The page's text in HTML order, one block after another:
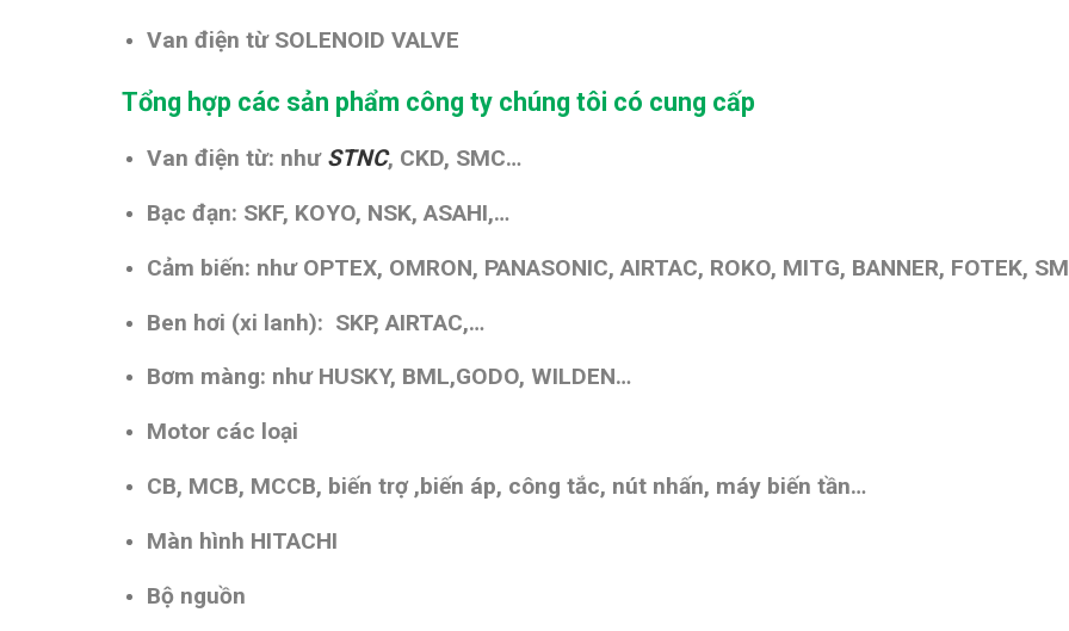
Van điện từ SOLENOID VALVE
Tổng hợp các sản phẩm công ty chúng tôi có cung cấp
Van điện từ: như STNC, CKD, SMC…
Bạc đạn: SKF, KOYO, NSK, ASAHI,…
Cảm biến: như OPTEX, OMRON, PANASONIC, AIRTAC, ROKO, MITG, BANNER, FOTEK,
Ben hơi (xi lanh): SKP, AIRTAC,…
Bơm màng: như HUSKY, BML,GODO, WILDEN…
Motor các loại
CB, MCB, MCCB, biến trợ ,biến áp, công tắc, nút nhấn, máy biến tần…
Màn hình HITACHI
Bộ nguồn